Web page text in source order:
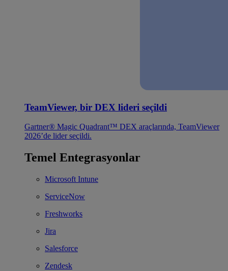
TeamViewer, bir DEX lideri seçildi
Gartner® Magic Quadrant™ DEX araçlarında, TeamViewer
2026’de lider seçildi.
Temel Entegrasyonlar
Microsoft Intune
ServiceNow
Freshworks
Jira
Salesforce
Zendesk